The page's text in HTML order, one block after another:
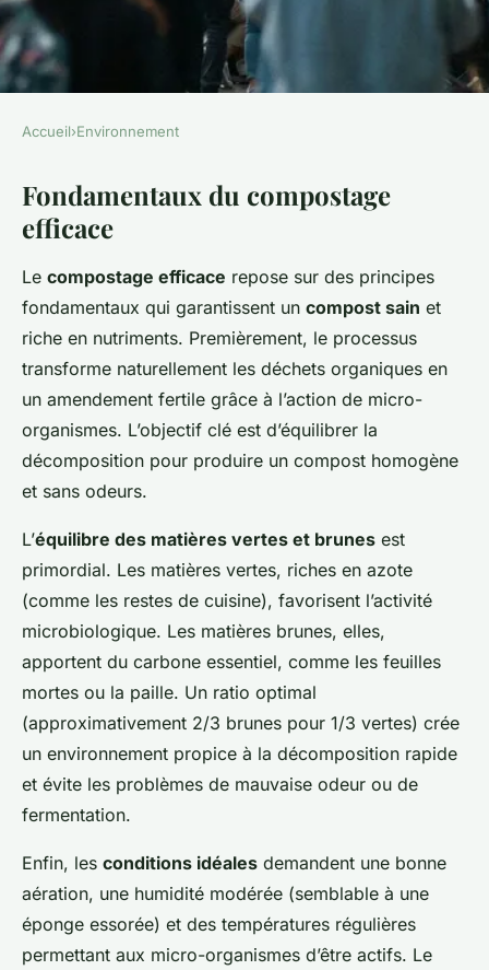
Guide Ultime pour un
Compostage Efficace :
Aliments à Favoriser et à
Écarter pour un Compost Sain
•28 avril 2025 •5 min de lecture
Accueil›Environnement
Fondamentaux du compostage
efficace
Le compostage efficace repose sur des principes
fondamentaux qui garantissent un compost sain et
riche en nutriments. Premièrement, le processus
transforme naturellement les déchets organiques en
un amendement fertile grâce à l’action de micro-
organismes. L’objectif clé est d’équilibrer la
décomposition pour produire un compost homogène
et sans odeurs.
L’équilibre des matières vertes et brunes est
primordial. Les matières vertes, riches en azote
(comme les restes de cuisine), favorisent l’activité
microbiologique. Les matières brunes, elles,
apportent du carbone essentiel, comme les feuilles
mortes ou la paille. Un ratio optimal
(approximativement 2/3 brunes pour 1/3 vertes) crée
un environnement propice à la décomposition rapide
et évite les problèmes de mauvaise odeur ou de
fermentation.
Enfin, les conditions idéales demandent une bonne
aération, une humidité modérée (semblable à une
éponge essorée) et des températures régulières
permettant aux micro-organismes d’être actifs. Le